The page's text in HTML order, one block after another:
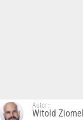
Autor:
Witold